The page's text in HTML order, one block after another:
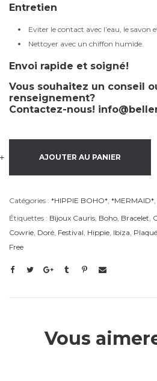
Entretien
Eviter le contact avec l’eau, le savon
Nettoyer avec un chiffon humide.
Envoi rapide et soigné!
Vous souhaitez un conseil
renseignement?
Contactez-nous!
+ AJOUTER AU PANIER
Catégories : *HIPPIE BOHO*, *MERMAID*,
Étiquettes : Bijoux Cauris, Boho, Bracelet,
Cowrie, Doré, Festival, Hippie, Ibiza,
Free
Vous